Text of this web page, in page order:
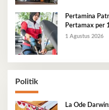
Pertamina
Pertamax per
1 Agustus 2026
Politik
La Ode